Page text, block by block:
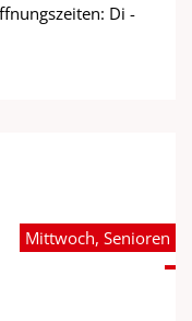
Di -
Mittwoch, Senioren